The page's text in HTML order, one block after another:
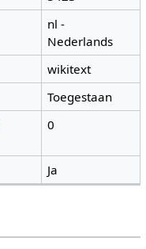
nl -
Nederlands
wikitext
Toegestaan
0
Ja